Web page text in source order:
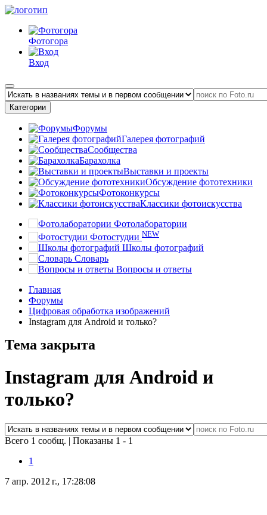
Фотогора
Вход
Категории
Форумы
Галерея фотографий
Сообщества
Барахолка
Выставки и проекты
Обсуждение фототехники
Фотоконкурсы
Классики фотоискусства
Фотолаборатории
Фотостудии NEW
Школы фотографий
Словарь
Вопросы и ответы
Главная
Форумы
Цифровая обработка изображений
Instagram для Android и только?
Тема закрыта
Instagram для Android и
только?
Всего 1 сообщ. | Показаны 1 - 1
1
7 апр. 2012 г., 17:28:08